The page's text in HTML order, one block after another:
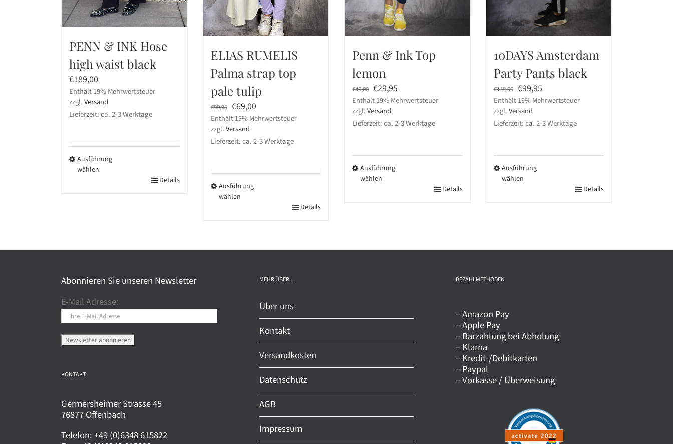
PENN & INK Hose
high waist black
€189,00
Enthält 19% Mehrwertsteuer
zzgl.Versand
Lieferzeit: ca. 2-3 Werktage
Ausführung
wählen
auf.
Optionen
auf
der
gewählt
Details
ELIAS RUMELIS
Palma strap top
pale tulip
€99,95 Ursprünglicher
Preis
war:
€99,95
€69,00Aktueller
Preis
€69,00.
Enthält 19% Mehrwertsteuer
zzgl.Versand
Lieferzeit: ca. 2-3 Werktage
Ausführung
wählen
mehrere
Details
Penn & Ink Top
lemon
€45,00 Ursprünglicher
Preis
war:
€45,00
€29,95
Preis
€29,95.
Enthält 19% Mehrwertsteuer
zzgl.Versand
Lieferzeit: ca. 2-3 Werktage
Ausführung
wählen
werden
Details
10DAYS Amsterdam
Party Pants black
€149,90 Ursprünglicher
Preis
war:
€149,90
€99,95Aktueller
Preis
€99,95.
Enthält 19% Mehrwertsteuer
zzgl.Versand
Lieferzeit: ca. 2-3 Werktage
Ausführung
wählen
Optionen
auf
der
Produktseite
gewählt
Details
Abonnieren Sie unseren Newsletter
E-Mail Adresse:
KONTAKT
Germersheimer Strasse 45
76877 Offenbach
Telefon:+49 (0)6348 615822
MEHR ÜBER…
Über uns
Kontakt
Versandkosten
Datenschutz
AGB
Impressum
BEZAHLMETHODEN
– Amazon Pay
– Apple Pay
– Barzahlung bei Abholung
– Klarna
– Kredit-/Debitkarten
– Paypal
– Vorkasse / Überweisung